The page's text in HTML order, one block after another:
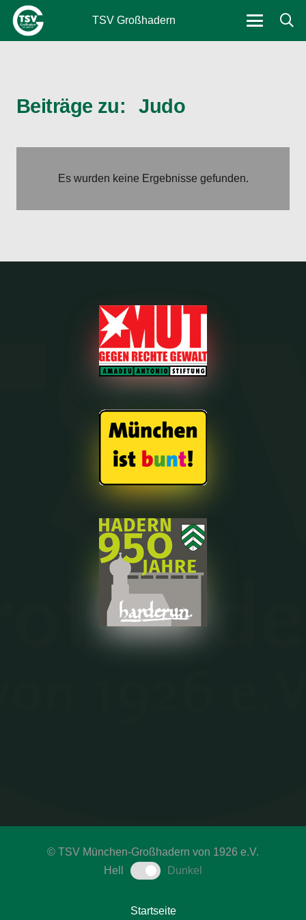
TSV Großhadern
Beiträge zu: Judo
Es wurden keine Ergebnisse gefunden.
© TSV München-Großhadern von 1926 e.V.
Hell
Dunkel
Startseite